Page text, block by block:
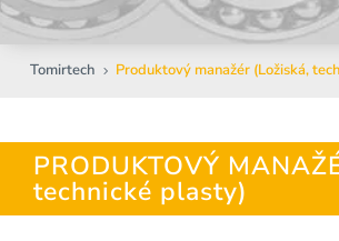
Tomirtech 5 Produktový manažér (Ložiská,
PRODUKTOVÝ
technické plasty)